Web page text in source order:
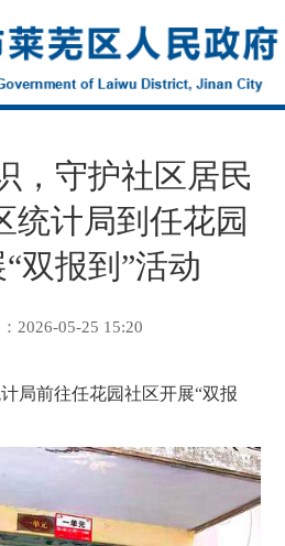
，守护社区居民
统计局到任花园
双报到”活动
2026-05-25 15:20
局前往任花园社区开展“双报